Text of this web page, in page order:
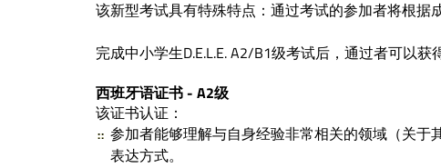
该新型考试具有特殊特点：通过考试的参加者将根据
完成中小学生D.E.L.E. A2/B1级考试后，通过者可以获
西班牙语证书 - A2级
该证书认证：
参加者能够理解与自身经验非常相关的领域（关
表达方式。